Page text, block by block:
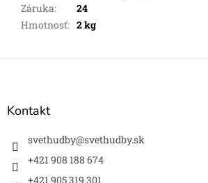
Záruka:
24
Hmotnosť: 2 kg
Z
Kontakt
svethudby@svethudby.sk
+421 908 188 674
+421 905 319 301